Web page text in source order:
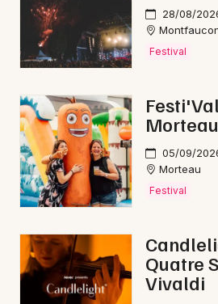
Magazine à Morteau
Choisir mes départements
Mon email
28/08/
Festival
05/09/
Morteau
Festival
Quatre
Vivaldi